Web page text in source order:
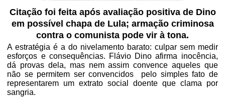
Citação foi feita após avaliação positiva de Dino
em possível chapa de Lula; armação criminosa
contra o comunista pode vir à tona.
A estratégia é a do nivelamento barato: culpar sem medir
esforços e consequências. Flávio Dino afirma inocência,
dá provas dela, mas nem assim convence aqueles que
não se permitem ser convencidos
pelo simples fato de
representarem um extrato social doente que clama por
sangria.